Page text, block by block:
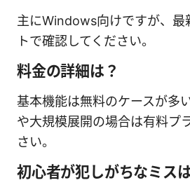
主にWindows向けですが、最
トで確認してください。
料金の詳細は？
基本機能は無料のケースが多
や大規模展開の場合は有料プ
さい。
初心者が犯しがちなミス